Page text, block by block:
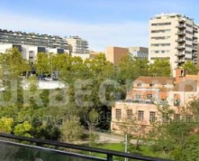
Este sitio web utiliza Cookies
mejorar nuestros servicios. Si
instalación de las mismas. El
pudiendo, si así lo desea,
deberá tener en cuenta que
de la página web.
Analíticas y